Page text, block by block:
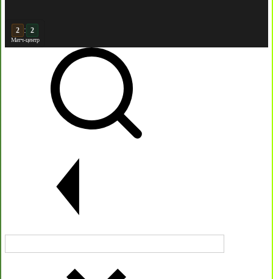
3 : 2
Матч-центр